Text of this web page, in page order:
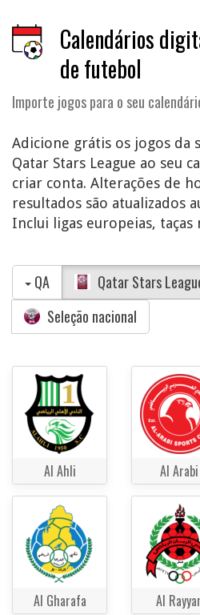
Calendários
de futebol
Importe jogos para o seu
Adicione grátis os jogos da
Qatar Stars League ao seu
criar conta. Alterações de
resultados são atualizados
Inclui ligas europeias, taças
QA
Qatar Stars
Seleção nacional
Al Ahli Al Arabi
Al Gharafa Al